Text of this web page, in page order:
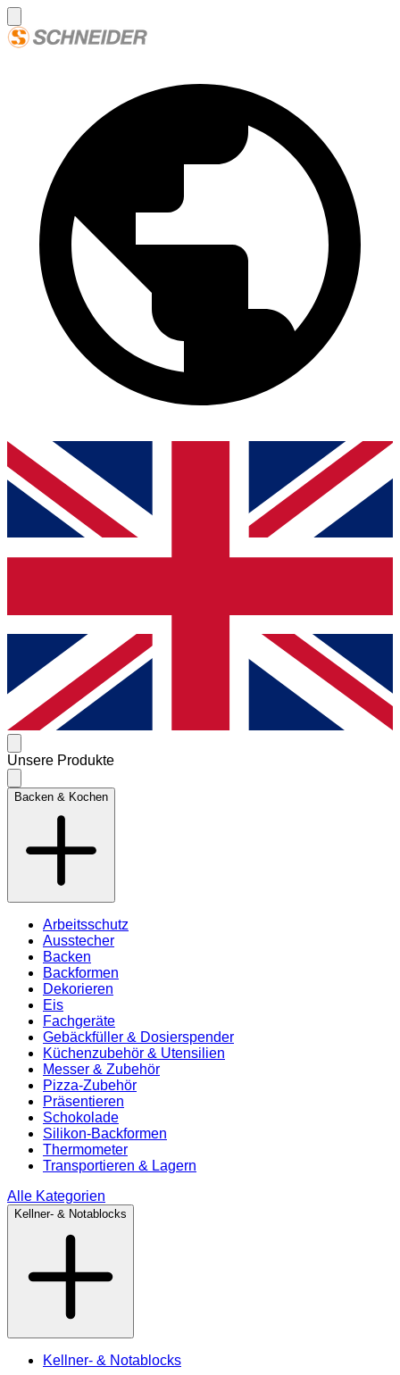
Unsere Produkte
Backen & Kochen
Arbeitsschutz
Ausstecher
Backen
Backformen
Dekorieren
Eis
Fachgeräte
Gebäckfüller & Dosierspender
Küchenzubehör & Utensilien
Messer & Zubehör
Pizza-Zubehör
Präsentieren
Schokolade
Silikon-Backformen
Thermometer
Transportieren & Lagern
Alle Kategorien
Kellner- & Notablocks
Kellner- & Notablocks